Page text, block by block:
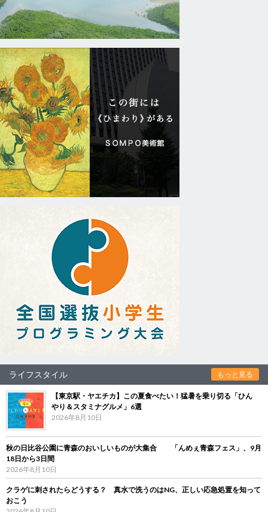
ライフスタイル もっと見る
【東京駅・ヤエチカ】この夏食べたい！猛暑を乗り切る「ひん
やり＆スタミナグルメ」6選
2026年8月10日
秋の日比谷公園に青森のおいしいものが大集合 「んめぇ青森フェス」、9月
18日から3日間
2026年8月10日
クラゲに刺されたらどうする？ 真水で洗うのはNG、正しい応急処置を知って
おこう